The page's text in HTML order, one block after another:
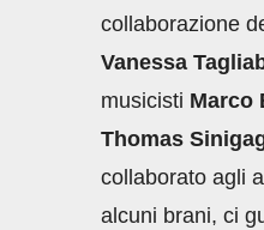
collaborazione
Vanessa
musicisti Marco
Thomas
collaborato agli
alcuni brani, ci